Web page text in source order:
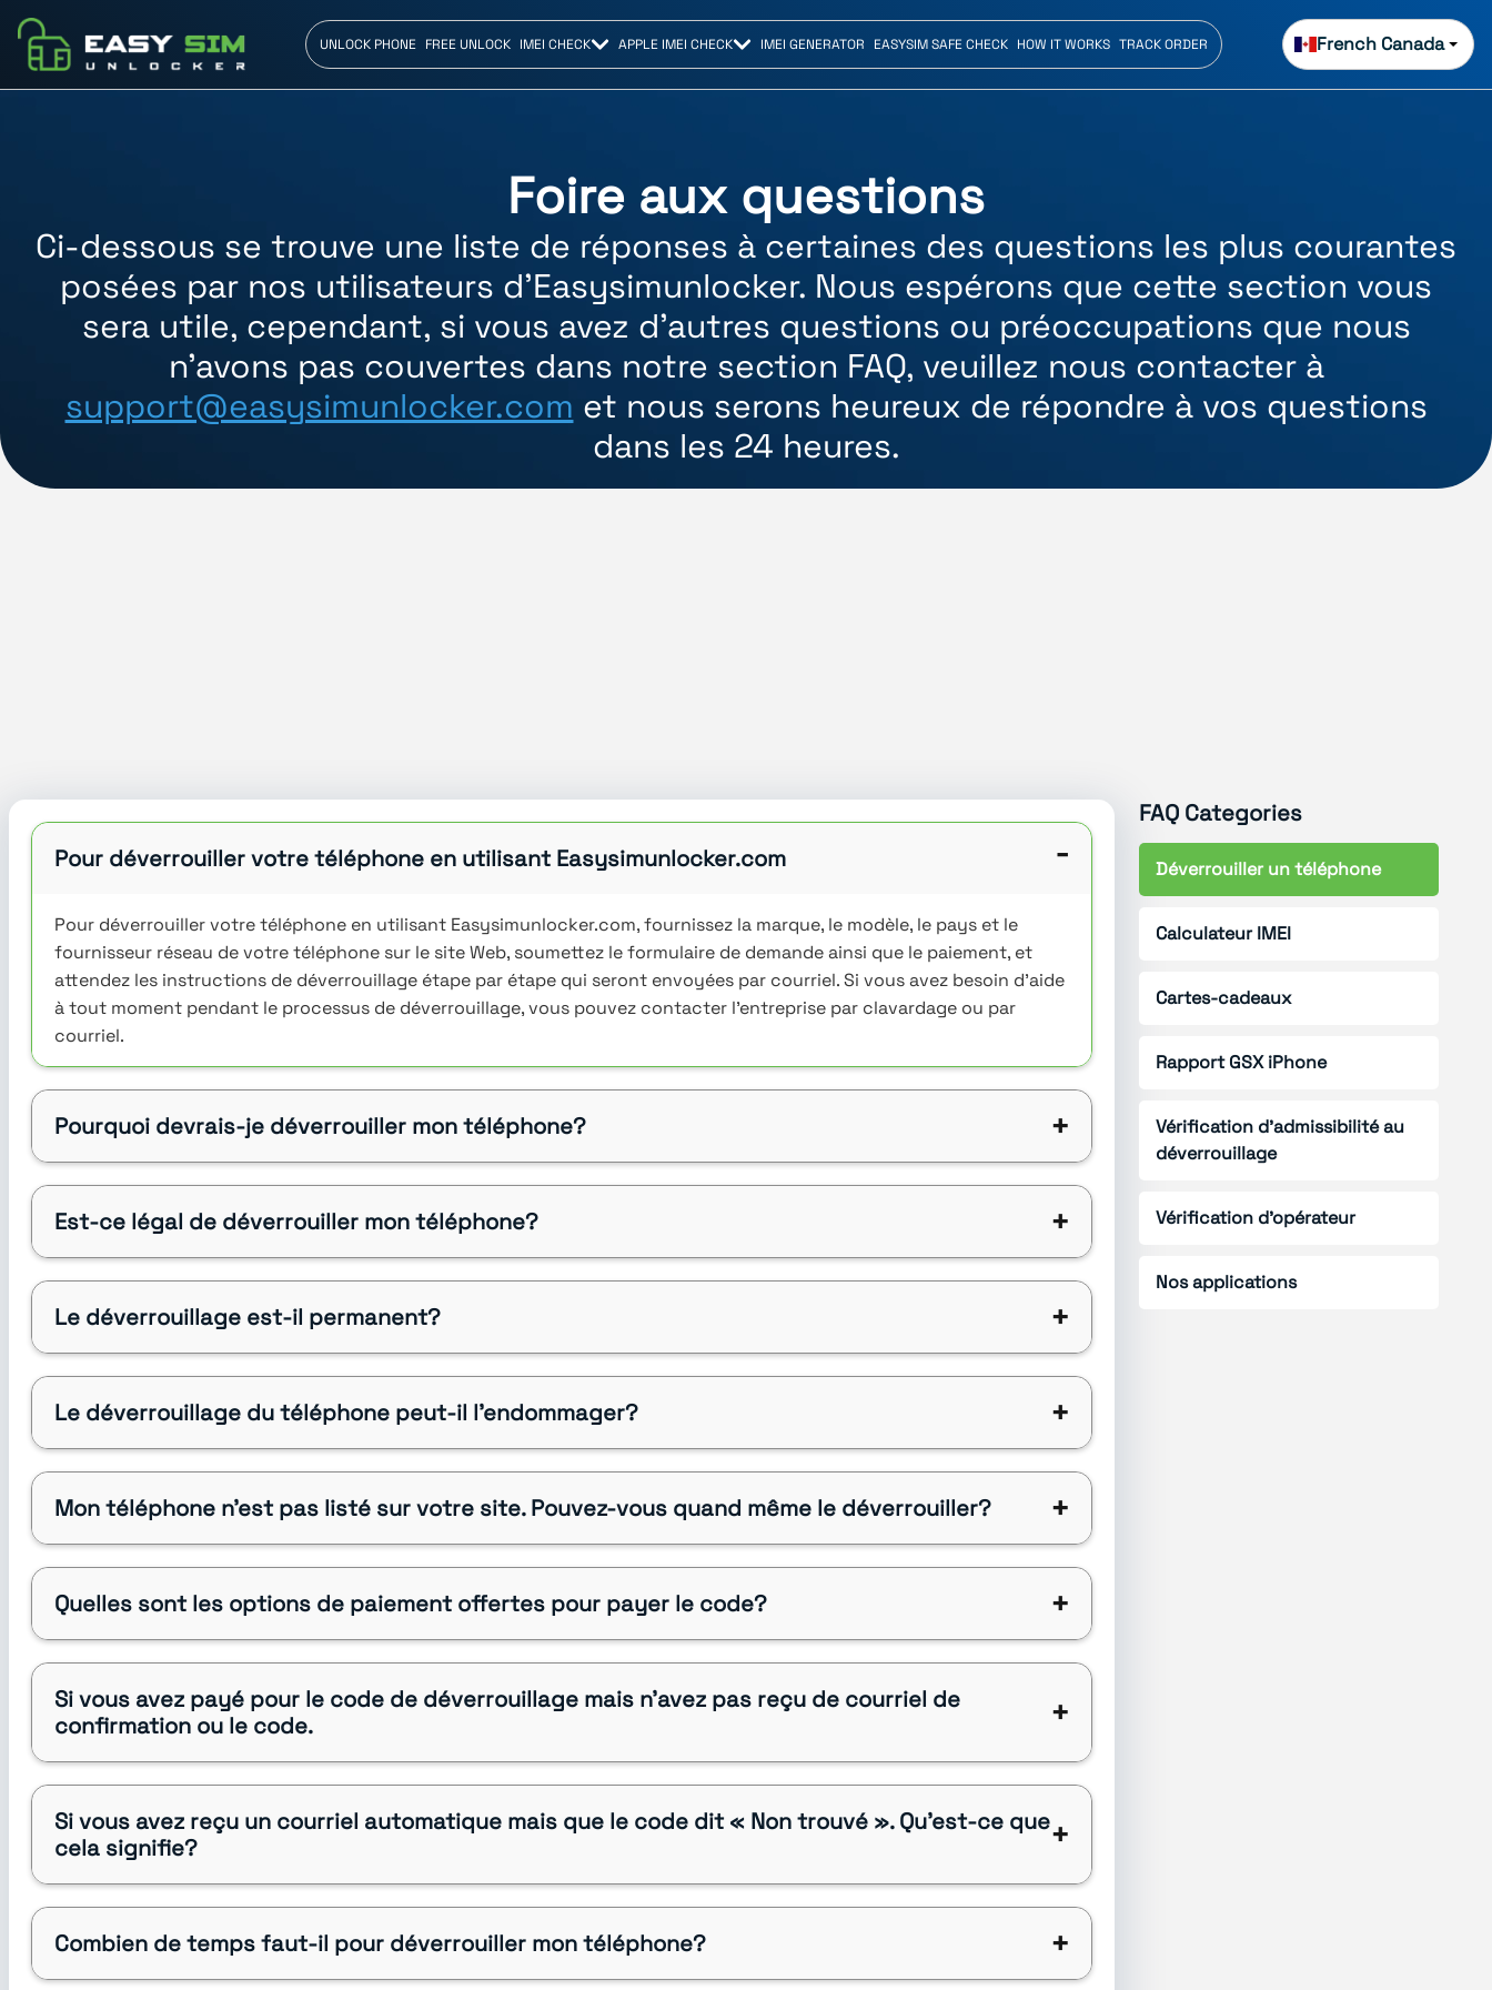
UNLOCK PHONE FREE UNLOCK IMEI CHECK APPLE IMEI CHECK IMEI GENERATOR EASYSIM SAFE CHECK HOW IT WORKS TRACK ORDER French Canada
Foire aux questions
Ci-dessous se trouve une liste de réponses à certaines des questions les plus courantes
posées par nos utilisateurs d'Easysimunlocker. Nous espérons que cette section vous
sera utile, cependant, si vous avez d'autres questions ou préoccupations que nous
n'avons pas couvertes dans notre section FAQ, veuillez nous contacter à
support@easysimunlocker.com et nous serons heureux de répondre à vos questions
dans les 24 heures.
Pour déverrouiller votre téléphone en utilisant Easysimunlocker.com -
Pour déverrouiller votre téléphone en utilisant Easysimunlocker.com, fournissez la marque, le modèle, le pays et le
fournisseur réseau de votre téléphone sur le site Web, soumettez le formulaire de demande ainsi que le paiement, et
attendez les instructions de déverrouillage étape par étape qui seront envoyées par courriel. Si vous avez besoin d'aide
à tout moment pendant le processus de déverrouillage, vous pouvez contacter l'entreprise par clavardage ou par
courriel.
Pourquoi devrais-je déverrouiller mon téléphone? +
Est-ce légal de déverrouiller mon téléphone? +
Le déverrouillage est-il permanent? +
Le déverrouillage du téléphone peut-il l'endommager? +
Mon téléphone n'est pas listé sur votre site. Pouvez-vous quand même le déverrouiller? +
Quelles sont les options de paiement offertes pour payer le code? +
Si vous avez payé pour le code de déverrouillage mais n'avez pas reçu de courriel de
confirmation ou le code.
+
Si vous avez reçu un courriel automatique mais que le code dit « Non trouvé ». Qu'est-ce que
cela signifie?
+
Combien de temps faut-il pour déverrouiller mon téléphone? +
FAQ Categories
Déverrouiller un téléphone
Calculateur IMEI
Cartes-cadeaux
Rapport GSX iPhone
Vérification d'admissibilité au
déverrouillage
Vérification d'opérateur
Nos applications